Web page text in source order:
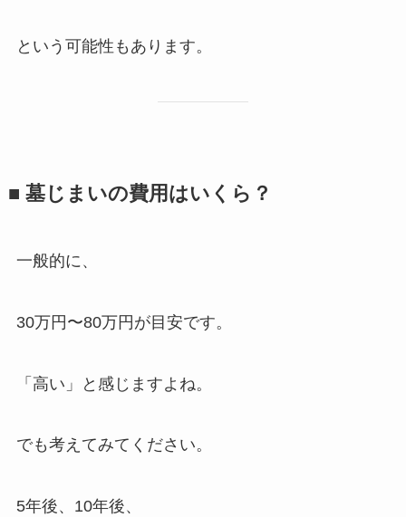
という可能性もあります。
■ 墓じまいの​費用は​いくら？
一般的に、
30万円〜80万円が目安です。
「高い」と感じますよね。
でも考えてみてください。
5年後、10年後、